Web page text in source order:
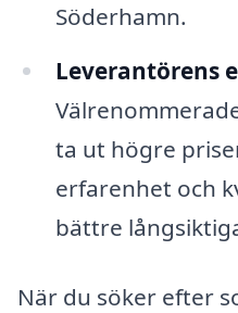
Söderhamn.
Leverantörens
ta ut högre
erfarenhet och
bättre
När du söker efter